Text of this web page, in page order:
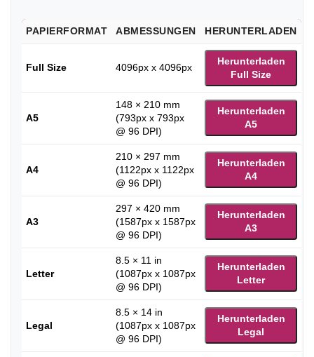
PAPIERFORMAT ABMESSUNGEN HERUNTERLADEN
Full Size 4096px x 4096px
Herunterladen
Full Size
A5
148 × 210 mm
(793px x 793px
@ 96 DPI)
Herunterladen
A5
A4
210 × 297 mm
(1122px x 1122px
@ 96 DPI)
Herunterladen
A4
A3
297 × 420 mm
(1587px x 1587px
@ 96 DPI)
Herunterladen
A3
Letter
8.5 × 11 in
(1087px x 1087px
@ 96 DPI)
Herunterladen
Letter
Legal
8.5 × 14 in
(1087px x 1087px
@ 96 DPI)
Herunterladen
Legal